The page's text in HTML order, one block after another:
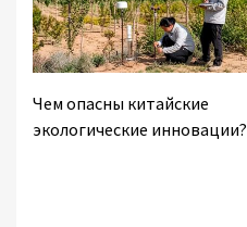
Чем опасны китайские
экологические инновации?